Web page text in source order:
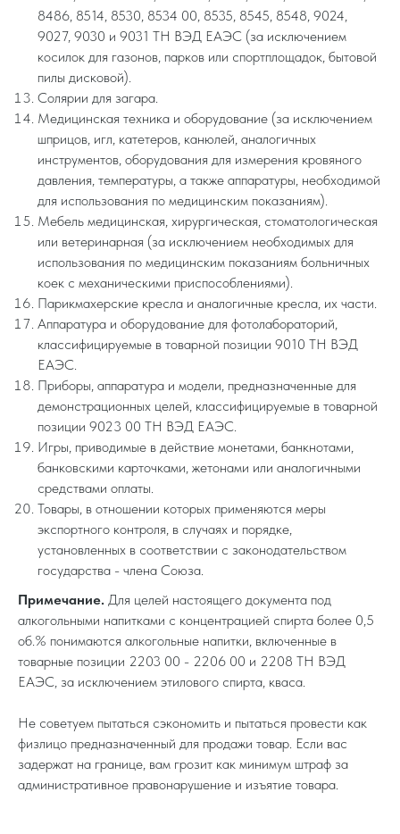
8486, 8514, 8530, 8534 00, 8535, 8545, 8548, 9024,
9027, 9030 и 9031 ТН ВЭД ЕАЭС (за исключением
косилок для газонов, парков или спортплощадок, бытовой
пилы дисковой).
Солярии для загара.
Медицинская техника и оборудование (за исключением
шприцов, игл, катетеров, канюлей, аналогичных
инструментов, оборудования для измерения кровяного
давления, температуры, а также аппаратуры, необходимой
для использования по медицинским показаниям).
Мебель медицинская, хирургическая, стоматологическая
или ветеринарная (за исключением необходимых для
использования по медицинским показаниям больничных
коек с механическими приспособлениями).
Парикмахерские кресла и аналогичные кресла, их части.
Аппаратура и оборудование для фотолабораторий,
классифицируемые в товарной позиции 9010 ТН ВЭД
ЕАЭС.
Приборы, аппаратура и модели, предназначенные для
демонстрационных целей, классифицируемые в товарной
позиции 9023 00 ТН ВЭД ЕАЭС.
Игры, приводимые в действие монетами, банкнотами,
банковскими карточками, жетонами или аналогичными
средствами оплаты.
Товары, в отношении которых применяются меры
экспортного контроля, в случаях и порядке,
установленных в соответствии с законодательством
государства - члена Союза.
Примечание. Для целей настоящего документа под
алкогольными напитками с концентрацией спирта более 0,5
об.% понимаются алкогольные напитки, включенные в
товарные позиции 2203 00 - 2206 00 и 2208 ТН ВЭД
ЕАЭС, за исключением этилового спирта, кваса.
Не советуем пытаться сэкономить и пытаться провести как
физлицо предназначенный для продажи товар. Если вас
задержат на границе, вам грозит как минимум штраф за
административное правонарушение и изъятие товара.